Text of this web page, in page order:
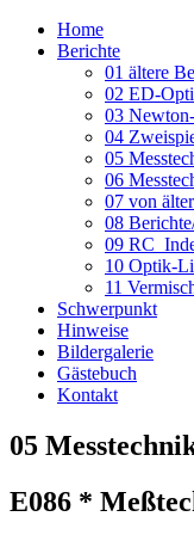
Home
Berichte
01 ältere
02 ED-
03
04
05
06
07 von
08
09
10 Optik-
11
Schwerpunkt
Hinweise
Bildergalerie
Gästebuch
Kontakt
05
E086 *